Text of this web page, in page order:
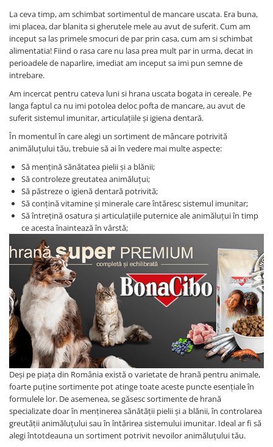
La ceva timp, am schimbat sortimentul de mancare uscata. Era buna,
imi placea, dar blanita si gherutele mele au avut de suferit. Cum am
inceput sa las primele smocuri de par prin casa, cum am si schimbat
alimentatia! Fiind o rasa care nu lasa prea mult par in urma, decat in
perioadele de naparlire, imediat am inceput sa imi pun semne de
intrebare.
Am incercat pentru cateva luni si hrana uscata bogata in cereale. Pe
langa faptul ca nu imi potolea deloc pofta de mancare, au avut de
suferit sistemul imunitar, articulațiile și igiena dentară.
În momentul în care alegi un sortiment de mâncare potrivită
animăluțului tău, trebuie să ai în vedere mai multe aspecte:
Să mențină sănătatea pielii și a blănii;
Să controleze greutatea animăluțui;
Să păstreze o igienă dentară potrivită;
Să conțină vitamine și minerale care întăresc sistemul imunitar;
Să întrețină osatura și articulațiile puternice ale animăluțui în timp
ce acesta înaintează în vârstă;
Deși pe piața din România există o varietate de hrană pentru animale,
foarte puține sortimente pot atinge toate aceste puncte esențiale în
formulele lor. De asemenea, se găsesc sortimente de hrană
specializate doar în menținerea sănătății pielii și a blănii, în controlarea
greutății animăluțului sau în întărirea sistemului imunitar. Ideal ar fi să
alegi întotdeauna un sortiment potrivit nevoilor animăluțului tău.